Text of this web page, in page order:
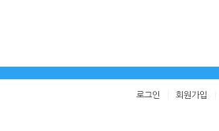
로그인 회원가입